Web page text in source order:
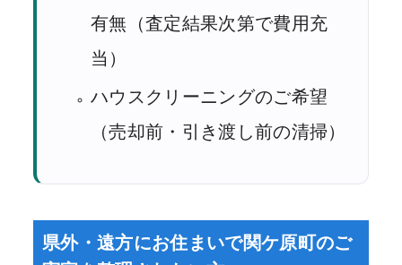
有無（査定結果次第で費用充
当）
ハウスクリーニングのご希望
（売却前・引き渡し前の清掃）
県外・遠方にお住まいで関ケ原町のご